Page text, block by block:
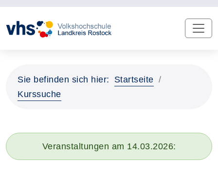
Sie befinden sich hier:
Startseite
Kurssuche
Veranstaltungen am 14.03.2026: